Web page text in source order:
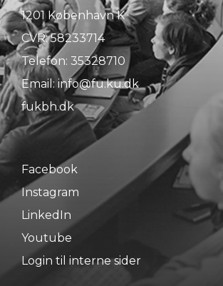
1201 København K
CVR: 58233714
Telefon: 35328710
Email: info@fu.ku.dk
fukbh.dk
Facebook
Instagram
LinkedIn
Youtube
Login til interne sider